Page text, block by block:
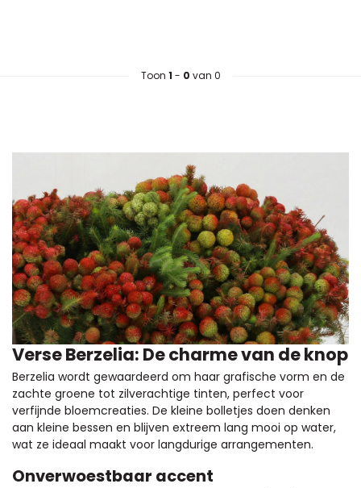
Toon 1 - 0 van 0
Verse Berzelia: De charme van de knop
Berzelia wordt gewaardeerd om haar grafische vorm en de
zachte groene tot zilverachtige tinten, perfect voor
verfijnde bloemcreaties. De kleine bolletjes doen denken
aan kleine bessen en blijven extreem lang mooi op water,
wat ze ideaal maakt voor langdurige arrangementen.
Onverwoestbaar accent